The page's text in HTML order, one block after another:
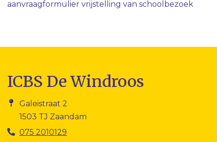
aanvraagformulier vrijstelling van schoolbezoek
ICBS De Windroos
Galeistraat 2
1503 TJ Zaandam
075 2010129